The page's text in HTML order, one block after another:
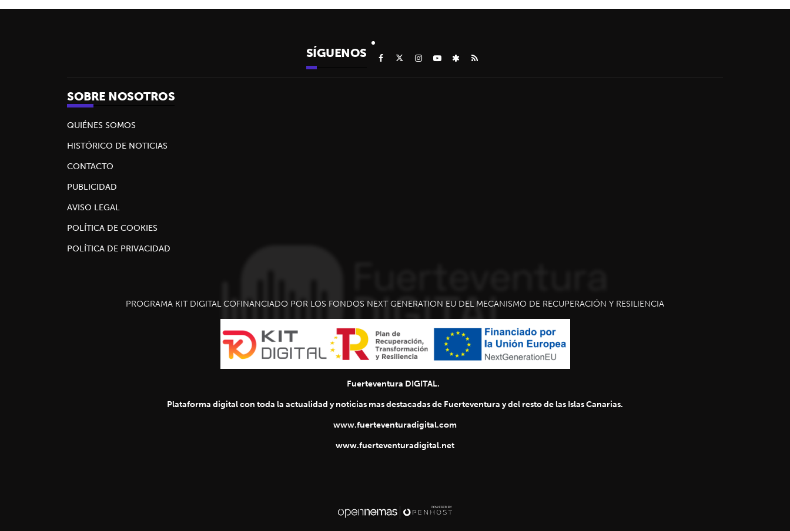
SÍGUENOS
SOBRE NOSOTROS
QUIÉNES SOMOS
HISTÓRICO DE NOTICIAS
CONTACTO
PUBLICIDAD
AVISO LEGAL
POLÍTICA DE COOKIES
POLÍTICA DE PRIVACIDAD
PROGRAMA KIT DIGITAL COFINANCIADO POR LOS FONDOS NEXT GENERATION EU DEL MECANISMO DE RECUPERACIÓN Y RESILIENCIA
Fuerteventura DIGITAL.
Plataforma digital con toda la actualidad y noticias mas destacadas de Fuerteventura y del resto de las Islas Canarias.
www.fuerteventuradigital.com
www.fuerteventuradigital.net